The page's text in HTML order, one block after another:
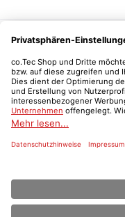
* Alle Preise inkl. gesetzl.